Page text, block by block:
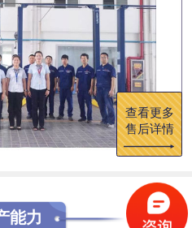
查看更多
售后详情
能力